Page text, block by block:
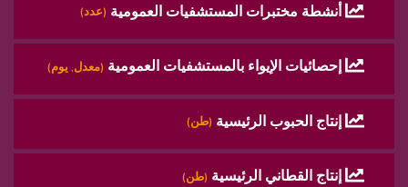
أنشطة مختبرات المستشفيات العمومية (عدد)
إحصائيات الإيواء بالمستشفيات العمومية (معدل, يوم)
إنتاج الحبوب الرئيسية (طن)
إنتاج القطاني الرئيسية (طن)